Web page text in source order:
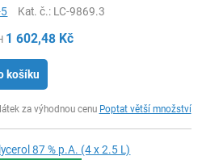
Kat. č.: LC-9869.3
1 602,48 Kč
košíku
za výhodnou cenu Poptat větší množství
87 % p.A. (4 x 2.5 L)